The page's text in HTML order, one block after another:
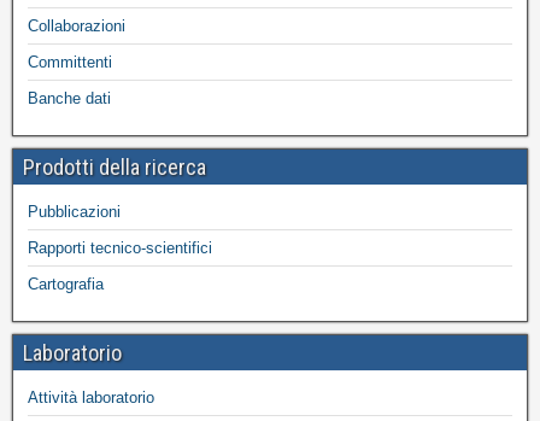
Collaborazioni
Committenti
Banche dati
Prodotti della ricerca
Pubblicazioni
Rapporti tecnico-scientifici
Cartografia
Laboratorio
Attività laboratorio